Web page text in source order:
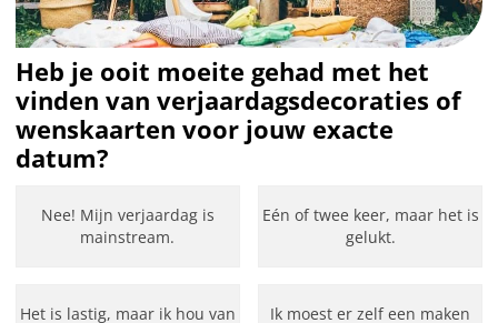
Heb je ooit moeite gehad met het
vinden van verjaardagsdecoraties of
wenskaarten voor jouw exacte
datum?
Nee! Mijn verjaardag is
mainstream.
Eén of twee keer, maar het is
gelukt.
Het is lastig, maar ik hou van Ik moest er zelf een maken